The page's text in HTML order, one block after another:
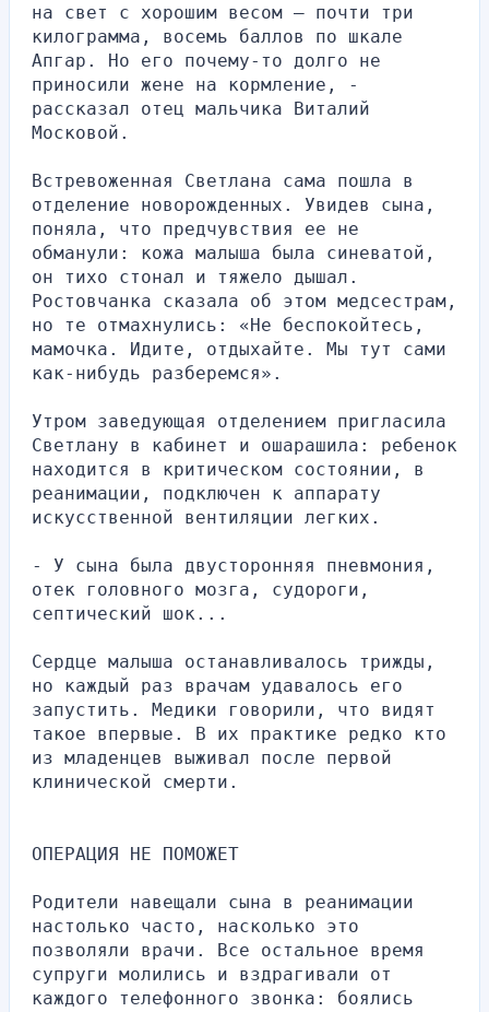
на свет с хорошим весом — почти три
килограмма, восемь баллов по шкале
Апгар. Но его почему-то долго не
приносили жене на кормление, -
рассказал отец мальчика Виталий
Московой.
Встревоженная Светлана сама пошла в
отделение новорожденных. Увидев сына,
поняла, что предчувствия ее не
обманули: кожа малыша была синеватой,
он тихо стонал и тяжело дышал.
Ростовчанка сказала об этом медсестрам,
но те отмахнулись: «Не беспокойтесь,
мамочка. Идите, отдыхайте. Мы тут сами
как-нибудь разберемся».
Утром заведующая отделением пригласила
Светлану в кабинет и ошарашила: ребенок
находится в критическом состоянии, в
реанимации, подключен к аппарату
искусственной вентиляции легких.
- У сына была двусторонняя пневмония,
отек головного мозга, судороги,
септический шок...
Сердце малыша останавливалось трижды,
но каждый раз врачам удавалось его
запустить. Медики говорили, что видят
такое впервые. В их практике редко кто
из младенцев выживал после первой
клинической смерти.
ОПЕРАЦИЯ НЕ ПОМОЖЕТ
Родители навещали сына в реанимации
настолько часто, насколько это
позволяли врачи. Все остальное время
супруги молились и вздрагивали от
каждого телефонного звонка: боялись